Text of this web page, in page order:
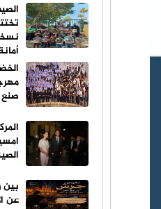
صنع
بين
عن